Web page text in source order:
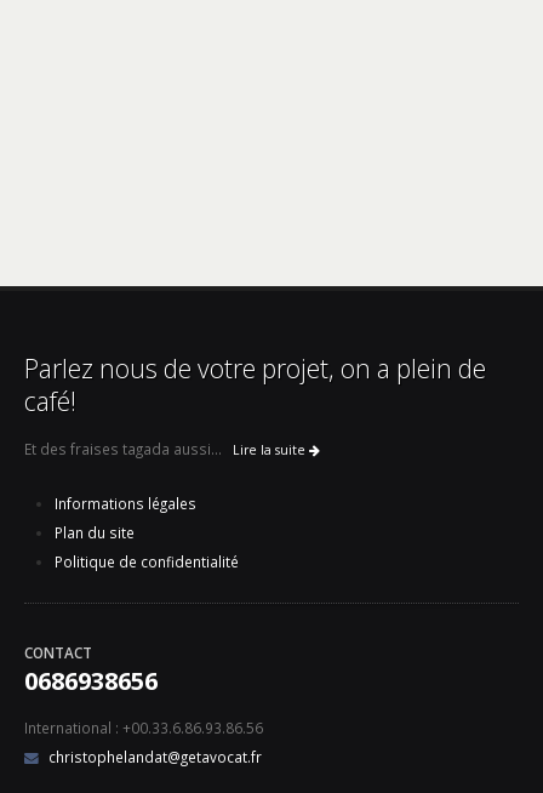
Parlez nous de votre projet, on a plein de
café!
Et des fraises tagada aussi... Lire la suite
Informations légales
Plan du site
Politique de confidentialité
CONTACT
0686938656
International : +00.33.6.86.93.86.56
christophelandat@getavocat.fr